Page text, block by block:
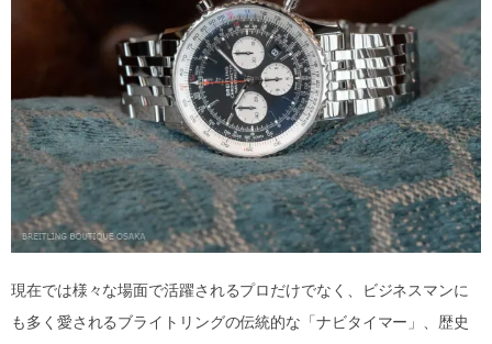
現在では様々な場面で活躍されるプロだけでなく、ビジネスマンに
も多く愛されるブライトリングの伝統的な「ナビタイマー」、歴史